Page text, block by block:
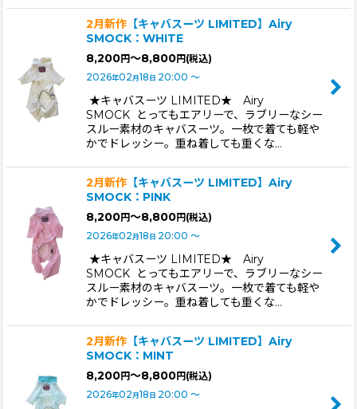
2月新作 【キャバスーツ LIMITED】Airy
SMOCK：WHITE
8,200円～8,800円(税込)
2026年02月18日 20:00 ～
★キャバスーツ LIMITED★ Airy
SMOCK とってもエアリーで、ラブリーなシー
スルー素材のキャバスーツ。一枚で着ても軽や
かでドレッシー。重ね着しても重くな…
2月新作 【キャバスーツ LIMITED】Airy
SMOCK：PINK
8,200円～8,800円(税込)
2026年02月18日 20:00 ～
★キャバスーツ LIMITED★ Airy
SMOCK とってもエアリーで、ラブリーなシー
スルー素材のキャバスーツ。一枚で着ても軽や
かでドレッシー。重ね着しても重くな…
2月新作 【キャバスーツ LIMITED】Airy
SMOCK：MINT
8,200円～8,800円(税込)
2026年02月18日 20:00 ～